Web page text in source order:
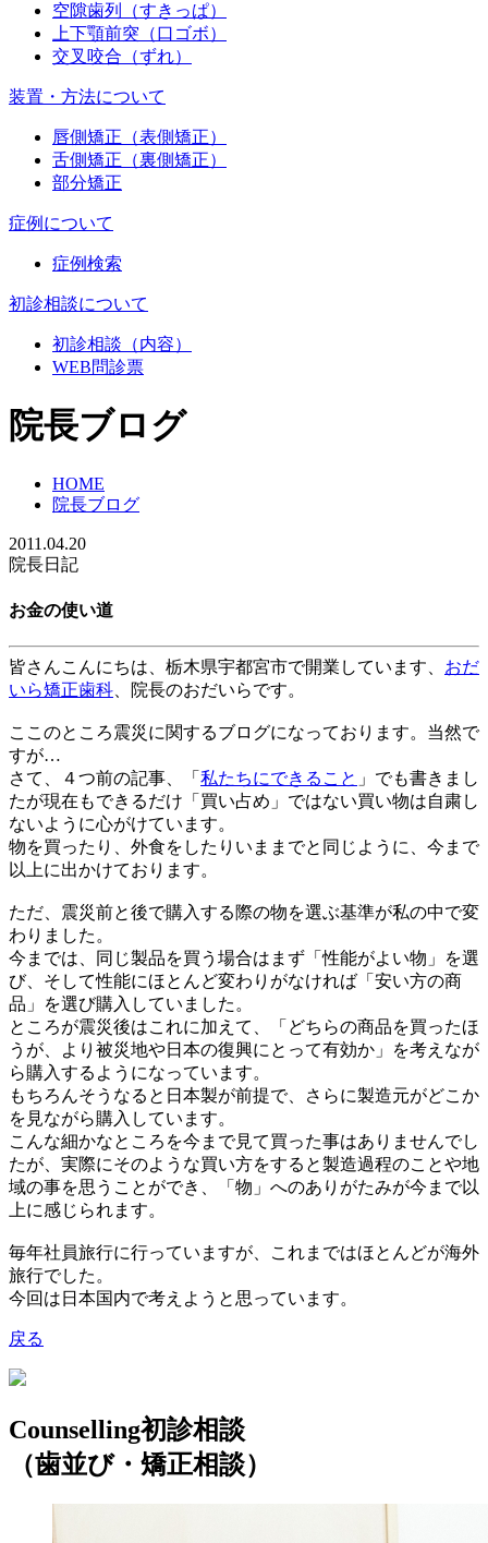
空隙歯列（すきっぱ）
上下顎前突（口ゴボ）
交叉咬合（ずれ）
装置・方法について
唇側矯正（表側矯正）
舌側矯正（裏側矯正）
部分矯正
症例について
症例検索
初診相談について
初診相談（内容）
WEB問診票
院長ブログ
HOME
院長ブログ
2011.04.20
院長日記
お金の使い道
皆さんこんにちは、 栃木県宇都宮市で開業しています、 おだ
いら矯正歯科、院長のおだいらです。
ここのところ震災に関するブログになっております。当然で
すが…
さて、４つ前の記事、「 私たちにできること 」でも書きまし
たが現在もできるだけ「買い占め」ではない買い物は自粛し
ないように心がけています。
物を買ったり、外食をしたりいままでと同じように、今まで
以上に出かけております。
ただ、震災前と後で購入する際の物を選ぶ基準が私の中で変
わりました。
今までは、同じ製品を買う場合はまず「性能がよい物」を選
び、そして性能にほとんど変わりがなければ「安い方の商
品」を選び購入していました。
ところが震災後はこれに加えて、「どちらの商品を買ったほ
うが、より被災地や日本の復興にとって有効か」を考えなが
ら購入するようになっています。
もちろんそうなると日本製が前提で、さらに製造元がどこか
を見ながら購入しています。
こんな細かなところを今まで見て買った事はありませんでし
たが、実際にそのような買い方をすると製造過程のことや地
域の事を思うことができ、「物」へのありがたみが今まで以
上に感じられます。
毎年社員旅行に行っていますが、これまではほとんどが海外
旅行でした。
今回は日本国内で考えようと思っています。
戻る
Counselling初診相談
（歯並び・矯正相談）